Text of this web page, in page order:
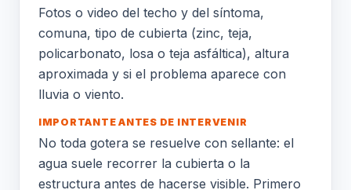
Fotos o video del techo y del síntoma,
comuna, tipo de cubierta (zinc, teja,
policarbonato, losa o teja asfáltica), altura
aproximada y si el problema aparece con
lluvia o viento.
IMPORTANTE ANTES DE INTERVENIR
No toda gotera se resuelve con sellante: el
agua suele recorrer la cubierta o la
estructura antes de hacerse visible. Primero